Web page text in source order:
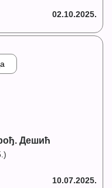
02.10.2025.
Дешић
10.07.2025.